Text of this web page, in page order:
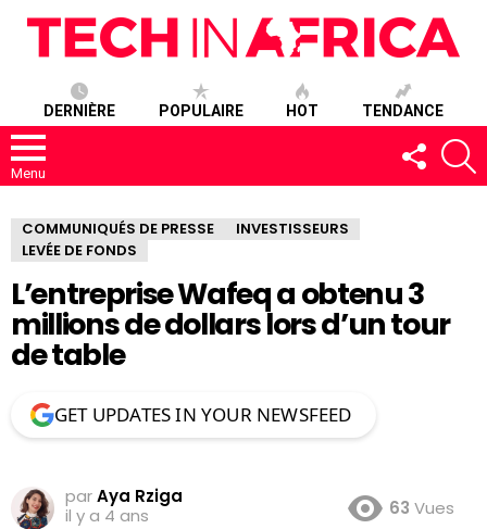
DERNIÈRE POPULAIRE HOT TENDANCE
Menu
SUIVEZ-
NOUS
COMMUNIQUÉS DE PRESSE
INVESTISSEURS
LEVÉE DE FONDS
L’entreprise Wafeq a obtenu 3
millions de dollars lors d’un tour
de table
GET UPDATES IN YOUR NEWSFEED
parAya Rziga
il y a 4 ans
63 Vues